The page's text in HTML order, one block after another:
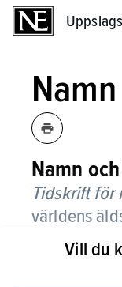
Namn
Tidskrift för
världens
grundad
Vill du